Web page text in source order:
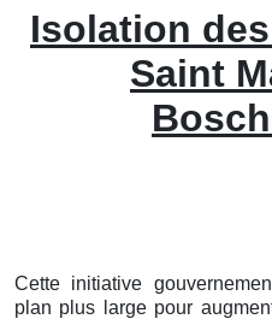
Isolation
Saint
Cette initiative
plan plus large pour